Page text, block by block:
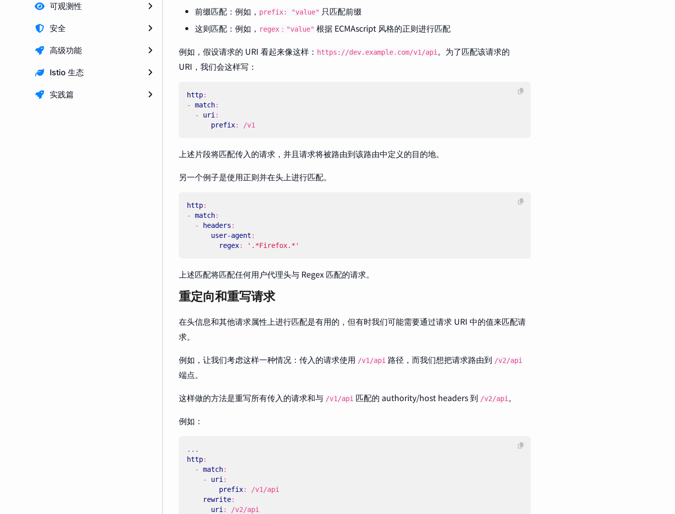
可观测性
安全
高级功能
Istio 生态
实践篇
前缀匹配：例如， prefix: "value" 只匹配前缀
这则匹配：例如， regex："value" 根据 ECMAscript 风格的正则进行匹配
例如，假设请求的 URI 看起来像这样： https://dev.example.com/v1/api 。为了匹配该请求的
URI，我们会这样写：
http:
- match:
- uri :
prefix: /v1
上述片段将匹配传入的请求，并且请求将被路由到该路由中定义的目的地。
另一个例子是使用正则并在头上进行匹配。
http:
- match:
-
headers :
user-agent :
regex: '.*Firefox.*'
上述匹配将匹配任何用户代理头与 Regex 匹配的请求。
重定向和重写请求
在头信息和其他请求属性上进行匹配是有用的，但有时我们可能需要通过请求 URI 中的值来匹配请
求。
例如，让我们考虑这样一种情况：传入的请求使用 /v1/api 路径，而我们想把请求路由到 /v2/api
端点。
这样做的方法是重写所有传入的请求和与 /v1/api 匹配的 authority/host headers 到 /v2/api 。
例如：
...
http:
- match:
- uri :
prefix:
/v1/api
rewrite:
uri :
/v2/api